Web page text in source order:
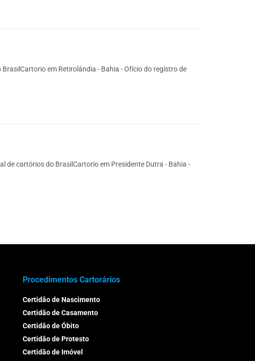
em Retirolândia - Bahia - Ofício do registro de
de cartórios do BrasilCartorio em Presidente Dutra - Bahia -
Procedimentos Cartorários
Certidão de Nascimento
Certidão de Casamento
Certidão de Óbito
Certidão de Protesto
Certidão de Imóvel